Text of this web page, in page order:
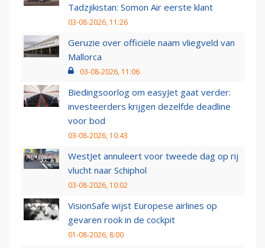
Tadzjikistan: Somon Air eerste klant
03-08-2026, 11:26
Geruzie over officiële naam vliegveld van
Mallorca
03-08-2026, 11:06
Biedingsoorlog om easyJet gaat verder:
investeerders krijgen dezelfde deadline
voor bod
03-08-2026, 10:43
WestJet annuleert voor tweede dag op rij
vlucht naar Schiphol
03-08-2026, 10:02
VisionSafe wijst Europese airlines op
gevaren rook in de cockpit
01-08-2026, 8:00